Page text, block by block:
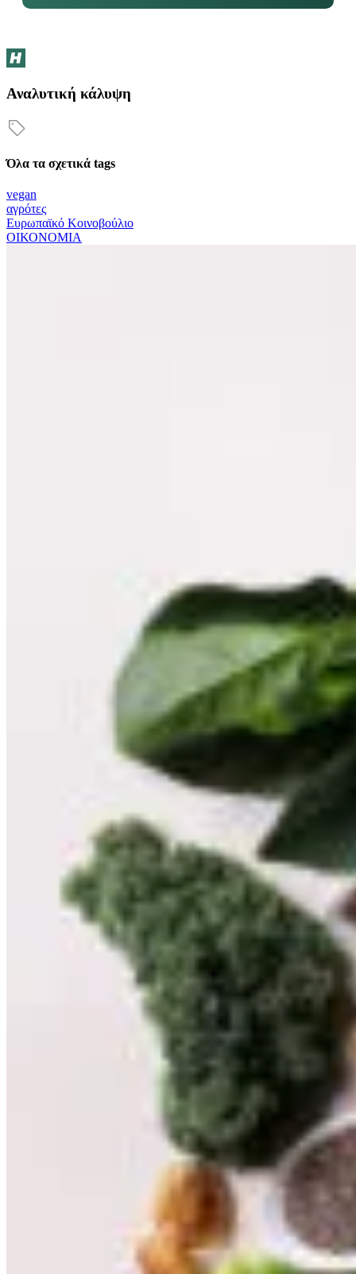
Αναλυτική κάλυψη
Όλα τα σχετικά tags
vegan
αγρότες
Ευρωπαϊκό Κοινοβούλιο
ΟΙΚΟΝΟΜΙΑ